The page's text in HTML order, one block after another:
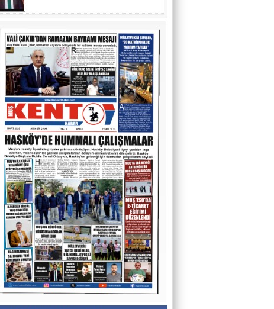
O Sesler Hâlâ Kulaklarımda